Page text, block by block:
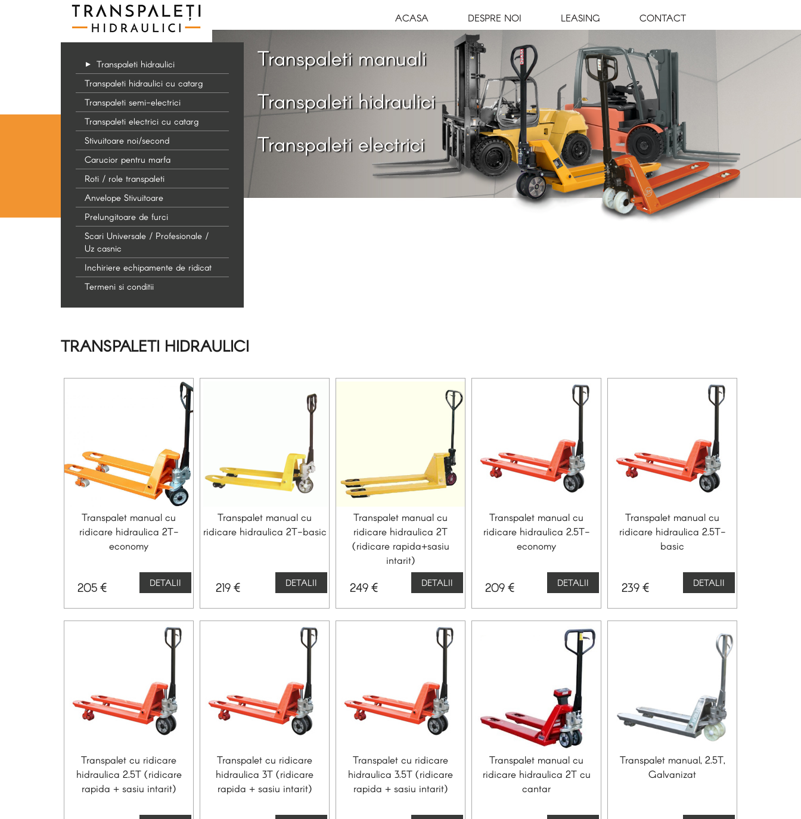
Transpaleti hidraulici
Transpaleti hidraulici cu catarg
Transpaleti semi-electrici
Transpaleti electrici cu catarg
Stivuitoare noi/second
Carucior pentru marfa
Roti / role transpaleti
Anvelope Stivuitoare
Prelungitoare de furci
Scari Universale / Profesionale /
Uz casnic
Inchiriere echipamente de ridicat
Termeni si conditii
ACASA DESPRE NOI LEASING CONTACT
Transpaleti manuali
Transpaleti hidraulici
Transpaleti electrici
TRANSPALETI HIDRAULICI
Transpalet manual cu
ridicare hidraulica 2T-
economy
205€ DETALII
Transpalet manual cu
ridicare hidraulica 2T-basic
219€ DETALII
Transpalet manual cu
ridicare hidraulica 2T
(ridicare rapida+sasiu
intarit)
249€ DETALII
Transpalet manual cu
ridicare hidraulica 2.5T-
economy
209€ DETALII
Transpalet manual cu
ridicare hidraulica 2.5T-
basic
239€ DETALII
Transpalet cu ridicare
hidraulica 2.5T (ridicare
rapida + sasiu intarit)
Transpalet cu ridicare
hidraulica 3T (ridicare
rapida + sasiu intarit)
Transpalet cu ridicare
hidraulica 3.5T (ridicare
rapida + sasiu intarit)
Transpalet manual cu
ridicare hidraulica 2T cu
cantar
Transpalet manual, 2.5T,
Galvanizat